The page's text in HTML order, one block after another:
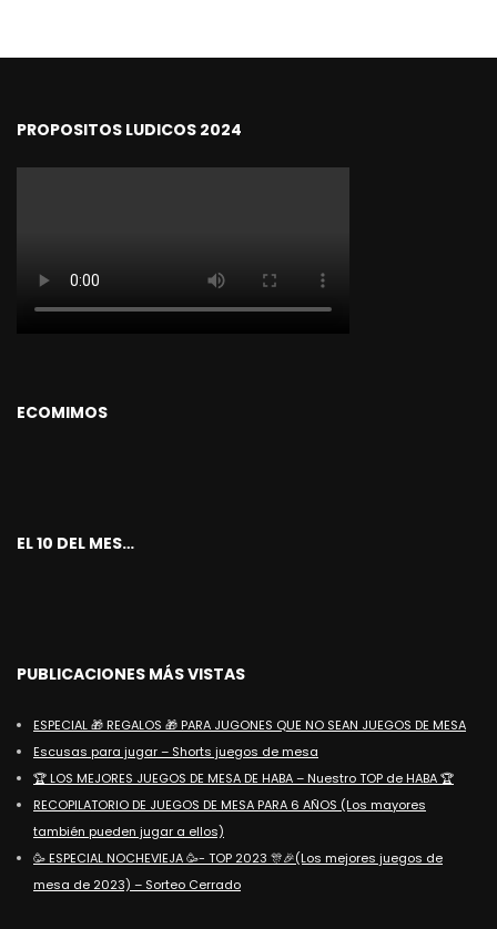
PROPOSITOS LUDICOS 2024
ECOMIMOS
EL 10 DEL MES…
PUBLICACIONES MÁS VISTAS
ESPECIAL 🎁 REGALOS 🎁 PARA JUGONES QUE NO SEAN JUEGOS DE MESA
Escusas para jugar – Shorts juegos de mesa
🏆 LOS MEJORES JUEGOS DE MESA DE HABA – Nuestro TOP de HABA 🏆
RECOPILATORIO DE JUEGOS DE MESA PARA 6 AÑOS (Los mayores
también pueden jugar a ellos)
🥳 ESPECIAL NOCHEVIEJA 🥳- TOP 2023 🎊🎉(Los mejores juegos de
mesa de 2023) – Sorteo Cerrado